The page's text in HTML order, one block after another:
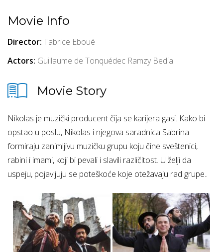
Movie Info
Director: Fabrice Eboué
Actors: Guillaume de Tonquédec Ramzy Bedia
Movie Story
Nikolas je muzički producent čija se karijera gasi. Kako bi
opstao u poslu, Nikolas i njegova saradnica Sabrina
formiraju zanimljivu muzičku grupu koju čine sveštenici,
rabini i imami, koji bi pevali i slavili različitost. U želji da
uspeju, pojavljuju se poteškoće koje otežavaju rad grupe..